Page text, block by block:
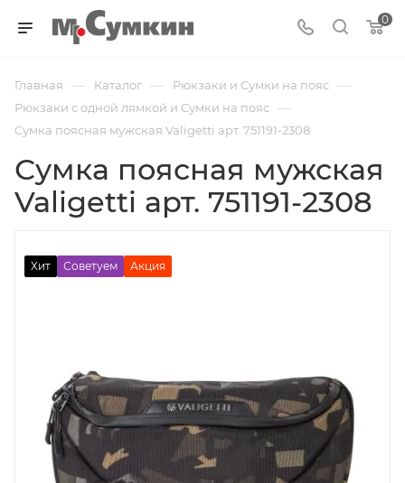
0
Главная — Каталог — Рюкзаки и Сумки на пояс —
Рюкзаки с одной лямкой и Сумки на пояс —
Сумка поясная мужская Valigetti арт. 751191-2308
Сумка поясная мужская
Valigetti арт. 751191-2308
Хит Советуем Акция